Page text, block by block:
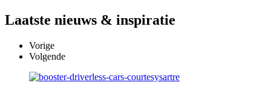
Laatste nieuws & inspiratie
Vorige
Volgende